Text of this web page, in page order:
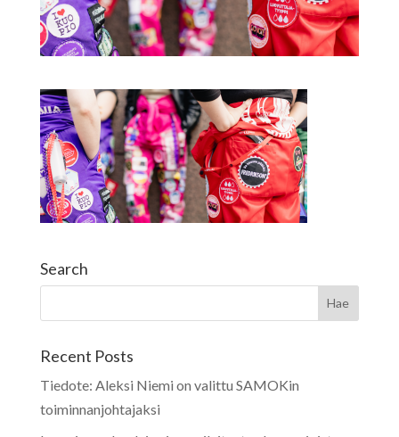
Search
Recent Posts
Tiedote: Aleksi Niemi on valittu SAMOKin
toiminnanjohtajaksi